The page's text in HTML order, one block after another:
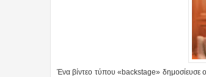
Ένα βίντεο τύπου «backstage»